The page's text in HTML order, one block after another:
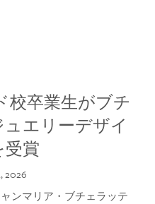
校卒業生がブチ
エリーデザイ
受賞
2026
ンマリア・ブチェラッテ